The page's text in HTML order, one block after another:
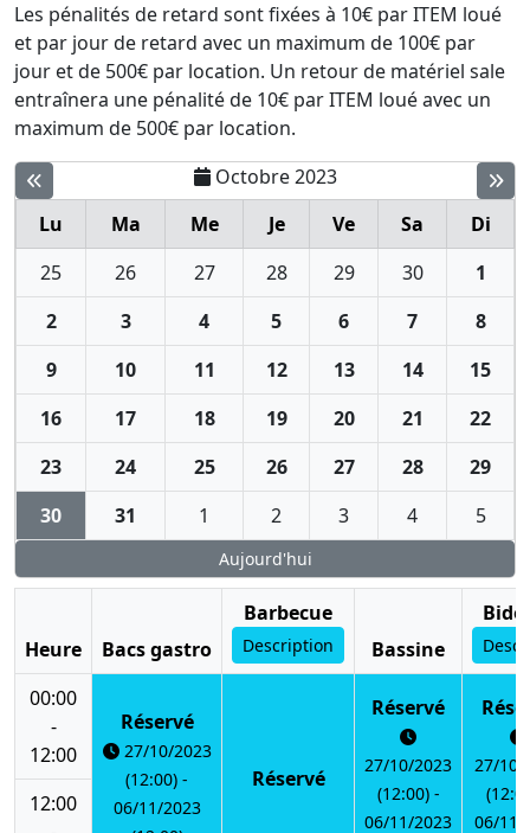
Les pénalités de retard sont fixées à 10€ par ITEM loué
et par jour de retard avec un maximum de 100€ par
jour et de 500€ par location. Un retour de matériel sale
entraînera une pénalité de 10€ par ITEM loué avec un
maximum de 500€ par location.
Octobre 2023
Lu
Ma Me Je Ve Sa
Di
25
26 27 28 29 30
1
2
3 4 5 6 7
8
9
10 11 12 13 14
15
16
17 18 19 20 21
22
23
24 25 26 27 28
29
30
31 1 2 3 4 5
Aujourd'hui
Heure Bacs gastro
Barbecue
Description Bassine
00:00
-
12:00
Réservé
27/10/2023
(12:00) -
06/11/2023
Réservé
Réservé
27/10/2023
(12:00) -
06/11/2023
27/10/
06/11/
12:00